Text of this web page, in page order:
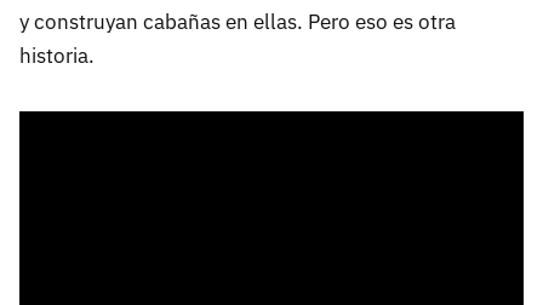
y construyan cabañas en ellas. Pero eso es otra
historia.